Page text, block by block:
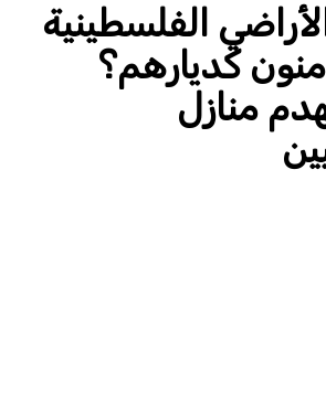
الفلسطينية
كديارهم؟
منازل